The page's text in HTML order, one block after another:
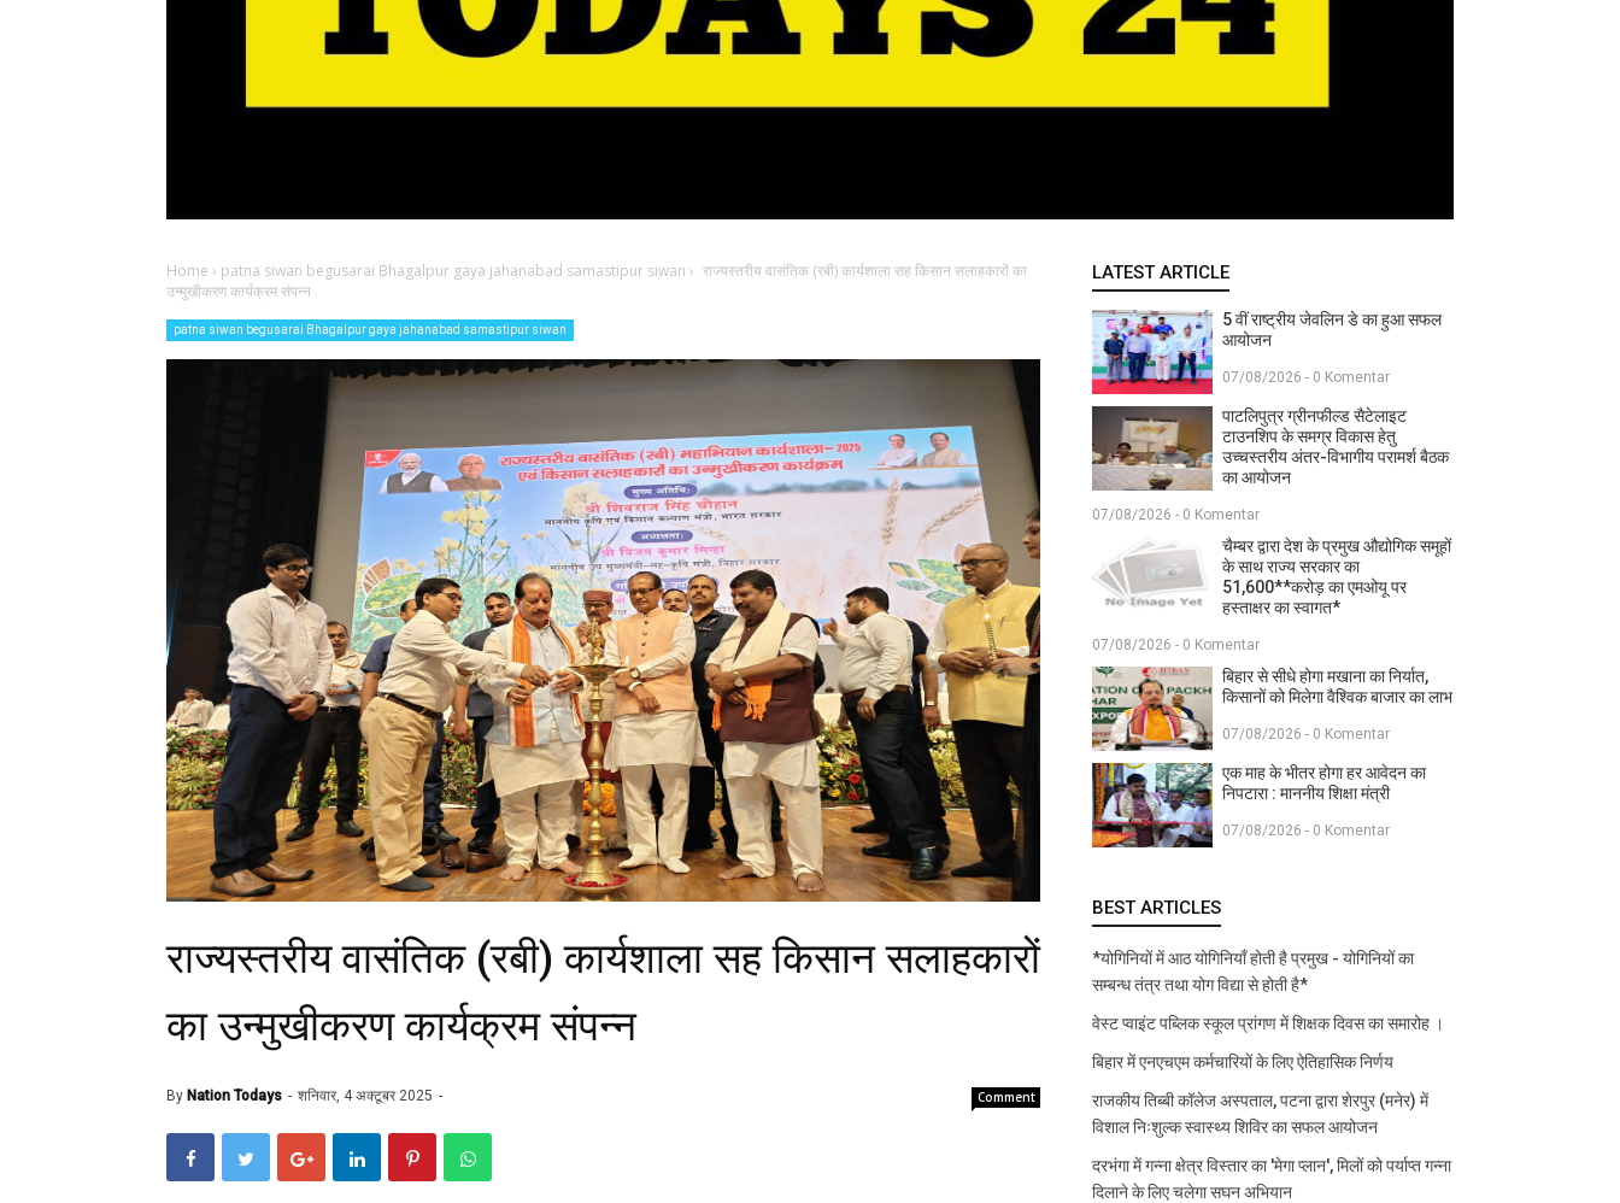
Home › patna siwan begusarai Bhagalpur gaya jahanabad samastipur siwan › राज्यस्तरीय वासंतिक (रबी) कार्यशाला सह किसान सलाहकारों का
उन्मुखीकरण कार्यक्रम संपन्न
patna siwan begusarai Bhagalpur gaya jahanabad samastipur siwan
राज्यस्तरीय वासंतिक (रबी) कार्यशाला सह किसान सलाहकारों
का उन्मुखीकरण कार्यक्रम संपन्न
By Nation Todays शनिवार, 4 अक्टूबर 2025 Comment
LATEST ARTICLE
5 वीं राष्ट्रीय जेवलिन डे का हुआ सफल
आयोजन
07/08/2026 - 0 Komentar
पाटलिपुत्र ग्रीनफील्ड सैटेलाइट
टाउनशिप के समग्र विकास हेतु
उच्चस्तरीय अंतर-विभागीय परामर्श बैठक
का आयोजन
07/08/2026 - 0 Komentar
चैम्बर द्वारा देश के प्रमुख औद्योगिक समूहों
के साथ राज्य सरकार का
51,600**करोड़ का एमओयू पर
हस्ताक्षर का स्वागत*
07/08/2026 - 0 Komentar
बिहार से सीधे होगा मखाना का निर्यात,
किसानों को मिलेगा वैश्विक बाजार का लाभ
07/08/2026 - 0 Komentar
एक माह के भीतर होगा हर आवेदन का
निपटारा : माननीय शिक्षा मंत्री
07/08/2026 - 0 Komentar
BEST ARTICLES
*योगिनियों में आठ योगिनियाँ होती है प्रमुख - योगिनियों का
सम्बन्ध तंत्र तथा योग विद्या से होती है*
वेस्ट प्वाइंट पब्लिक स्कूल प्रांगण में शिक्षक दिवस का समारोह ।
बिहार में एनएचएम कर्मचारियों के लिए ऐतिहासिक निर्णय
राजकीय तिब्बी कॉलेज अस्पताल, पटना द्वारा शेरपुर (मनेर) में
विशाल निःशुल्क स्वास्थ्य शिविर का सफल आयोजन
दरभंगा में गन्ना क्षेत्र विस्तार का 'मेगा प्लान', मिलों को पर्याप्त गन्ना
दिलाने के लिए चलेगा सघन अभियान